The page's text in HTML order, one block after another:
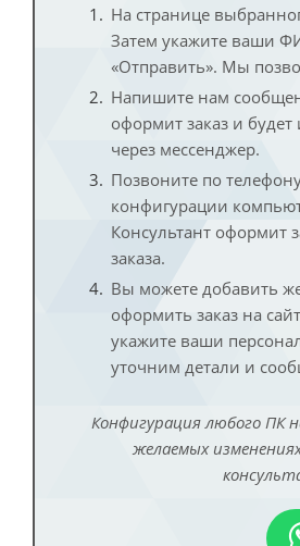
На странице
Затем укажите ваши
«Отправить». Мы
Напишите нам
оформит заказ и
через мессенджер.
Позвоните по
конфигурации
Консультант оформит
заказа.
Вы можете добавить
оформить заказ на
укажите ваши
уточним детали и
Конфигурация любого ПК
желаемых